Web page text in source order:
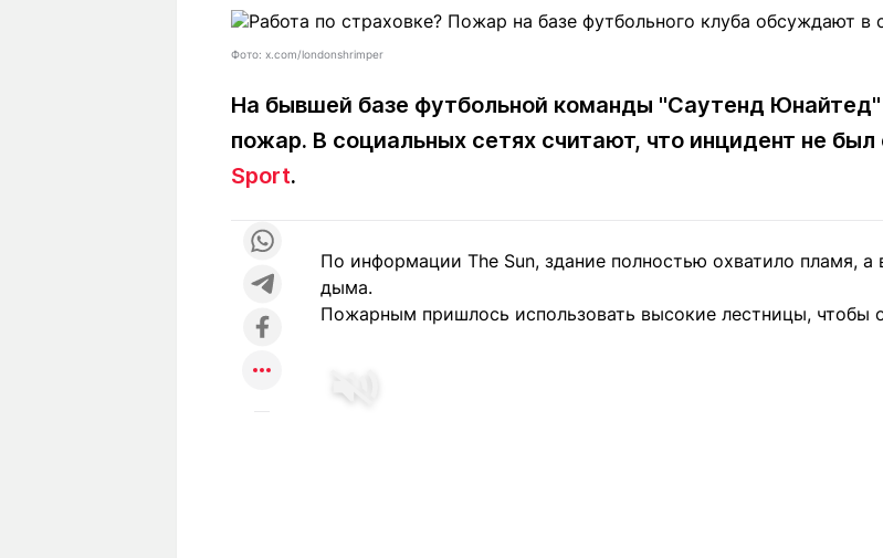
Рейтинги
О проекте Контакты редакции Вакансии Реклама
Редакция
+7 (777) 001 44 99 +7 (700) 3 888 188
Фото: x.com/londonshrimper
На бывшей базе футбольной команды "Саутенд Юнайтед"
пожар. В социальных сетях считают, что инцидент не
Sport.
По информации The Sun, здание полностью охватило пламя, а
дыма.
Пожарным пришлось использовать высокие лестницы, чтобы